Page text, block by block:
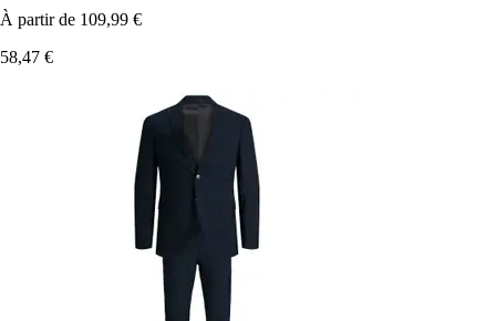
À partir de 109,99 €
58,47 €